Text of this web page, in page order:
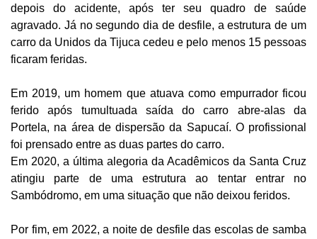
depois do acidente, após ter seu quadro de saúde
agravado. Já no segundo dia de desfile, a estrutura de um
carro da Unidos da Tijuca cedeu e pelo menos 15 pessoas
ficaram feridas.
Em 2019, um homem que atuava como empurrador ficou
ferido após tumultuada saída do carro abre-alas da
Portela, na área de dispersão da Sapucaí. O profissional
foi prensado entre as duas partes do carro.
Em 2020, a última alegoria da Acadêmicos da Santa Cruz
atingiu parte de uma estrutura ao tentar entrar no
Sambódromo, em uma situação que não deixou feridos.
Por fim, em 2022, a noite de desfile das escolas de samba